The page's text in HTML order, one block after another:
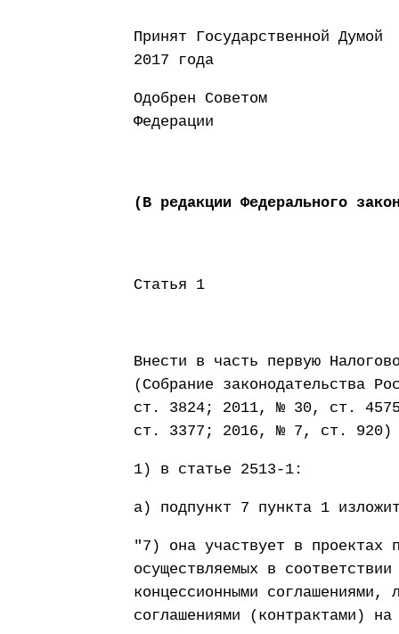
Принят
2017 года
Одобрен Советом
Федерации 26
(В редакции Федерального
Статья 1
Внести в часть первую
(Собрание законодательства
ст. 3824; 2011, № 30, ст.
ст. 3377; 2016, № 7, ст. 920)
1) в статье 2513-1:
а) подпункт 7 пункта 1
"7) она участвует в проектах
осуществляемых в
концессионными соглашениями,
соглашениями (контрактами)